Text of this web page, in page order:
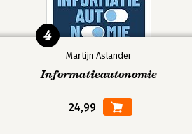
Martijn Aslander
Informatieautonomie
24,99
4